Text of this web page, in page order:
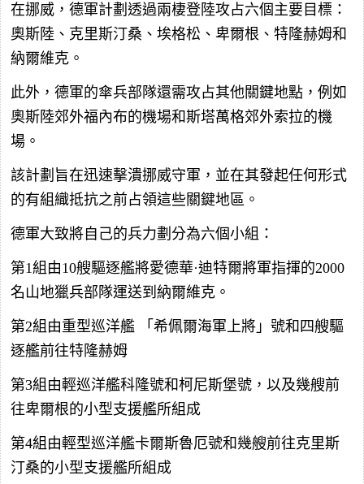
在挪威，德軍計劃透過兩棲登陸攻占六個主要目標：
奧斯陸、克里斯汀桑、埃格松、卑爾根、特隆赫姆和
納爾維克。
此外，德軍的傘兵部隊還需攻占其他關鍵地點，例如
奧斯陸郊外福內布的機場和斯塔萬格郊外索拉的機
場。
該計劃旨在迅速擊潰挪威守軍，並在其發起任何形式
的有組織抵抗之前占領這些關鍵地區。
德軍大致將自己的兵力劃分為六個小組：
第1組由10艘驅逐艦將愛德華·迪特爾將軍指揮的2000
名山地獵兵部隊運送到納爾維克。
第2組由重型巡洋艦 「希佩爾海軍上將」號和四艘驅
逐艦前往特隆赫姆
第3組由輕巡洋艦科隆號和柯尼斯堡號，以及幾艘前
往卑爾根的小型支援艦所組成
第4組由輕型巡洋艦卡爾斯魯厄號和幾艘前往克里斯
汀桑的小型支援艦所組成